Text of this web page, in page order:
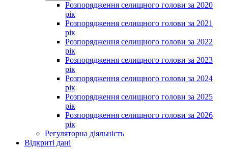
Розпорядження селищного голови за 2020
рік
Розпорядження селищного голови за 2021
рік
Розпорядження селищного голови за 2022
рік
Розпорядження селищного голови за 2023
рік
Розпорядження селищного голови за 2024
рік
Розпорядження селищного голови за 2025
рік
Розпорядження селищного голови за 2026
рік
Регуляторна діяльність
Відкриті дані